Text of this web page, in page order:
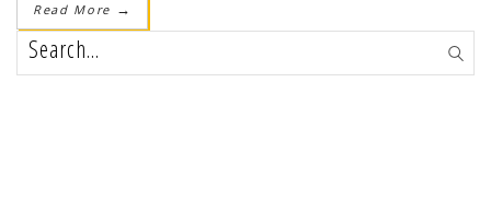
Read More →